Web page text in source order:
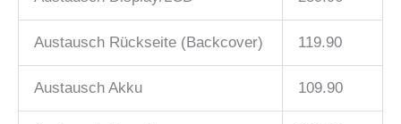
Austausch Rückseite (Backcover) 119.90
Austausch Akku 109.90